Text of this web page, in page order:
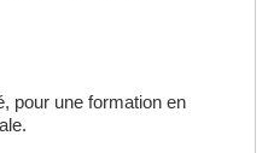
pour une formation en